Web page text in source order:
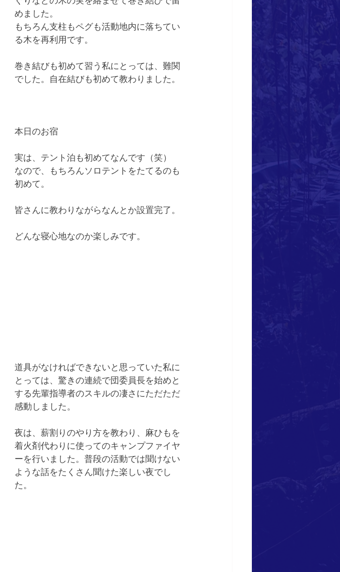
めました。
もちろん支柱もペグも活動地内に落ちてい
る木を再利用です。
巻き結びも初めて習う私にとっては、難関
でした。自在結びも初めて教わりました。
本日のお宿
実は、テント泊も初めてなんです（笑）
なので、もちろんソロテントをたてるのも
初めて。
皆さんに教わりながらなんとか設置完了。
どんな寝心地なのか楽しみです。
道具がなければできないと思っていた私に
とっては、驚きの連続で団委員長を始めと
する先輩指導者のスキルの凄さにただただ
感動しました。
夜は、薪割りのやり方を教わり、麻ひもを
着火剤代わりに使ってのキャンプファイヤ
ーを行いました。普段の活動では聞けない
ような話をたくさん聞けた楽しい夜でし
た。